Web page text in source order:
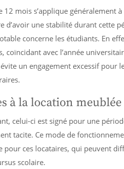
12 mois s’applique généralement
d’avoir une stabilité durant cette
concerne les étudiants. En
avec l’année
un engagement excessif pour
à la location
celui-ci est signé pour une
tacite. Ce mode de
pour ces locataires, qui peuvent
scolaire.